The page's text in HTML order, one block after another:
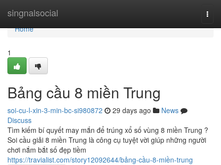
singnalsocial
Home
Home
1
Bảng cầu 8 miền Trung
soi-cu-l-xin-3-min-bc-si980872 29 days ago
News
Discuss
Tìm kiếm bí quyết may mắn để trúng xổ số vùng 8 miền Trung ?
Soi cầu giải 8 miền Trung là công cụ tuyệt vời giúp những người
chơi nắm bắt số đẹp tiềm
https://travialist.com/story12092644/bảng-cầu-8-miền-trung